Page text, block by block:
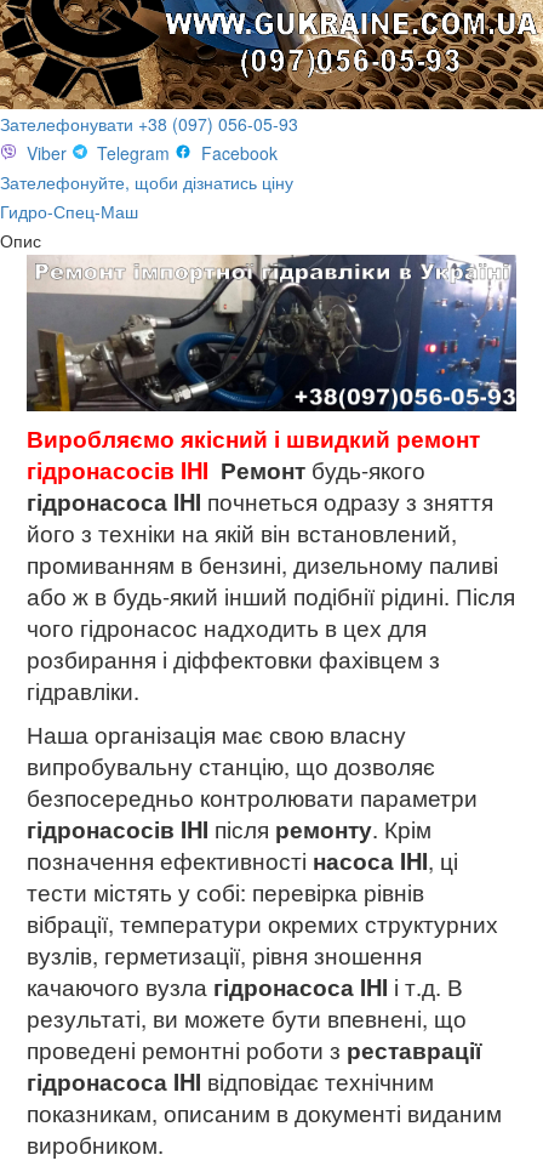
Зателефонувати +38 (097) 056-05-93
Viber
Telegram
Facebook
Зателефонуйте, щоби дізнатись ціну
Гидро-Спец-Маш
Опис
Виробляємо якісний і швидкий ремонт
гідронасосів IHI Ремонт будь-якого
гідронасоса IHI почнеться одразу з зняття
його з техніки на якій він встановлений,
промиванням в бензині, дизельному паливі
або ж в будь-який інший подібнії рідині. Після
чого гідронасос надходить в цех для
розбирання і діффектовки фахівцем з
гідравліки.
Наша організація має свою власну
випробувальну станцію, що дозволяє
безпосередньо контролювати параметри
гідронасосів IHI після ремонту. Крім
позначення ефективності насоса IHI, ці
тести містять у собі: перевірка рівнів
вібрації, температури окремих структурних
вузлів, герметизації, рівня зношення
качаючого вузла гідронасоса IHI і т.д. В
результаті, ви можете бути впевнені, що
проведені ремонтні роботи з реставрації
гідронасоса IHI відповідає технічним
показникам, описаним в документі виданим
виробником.